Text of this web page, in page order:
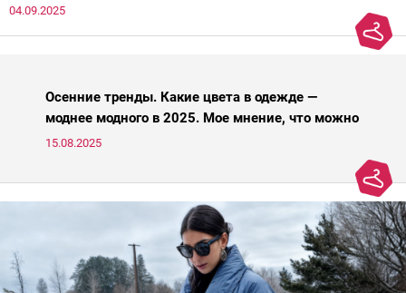
паники.
04.09.2025
Осенние тренды. Какие цвета в одежде —
моднее модного в 2025. Мое мнение, что можно
носить, а что нет
15.08.2025